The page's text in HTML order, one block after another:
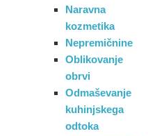
Naravna
kozmetika
Nepremičnine
Oblikovanje
obrvi
Odmaševanje
kuhinjskega
odtoka